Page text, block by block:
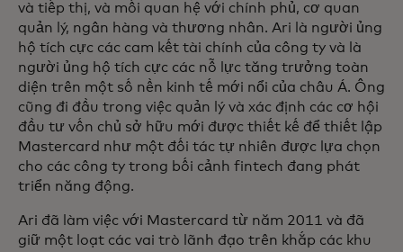
và tiếp thị, và mối quan hệ với chính phủ, cơ quan
quản lý, ngân hàng và thương nhân. Ari là người ủng
hộ tích cực các cam kết tài chính của công ty và là
người ủng hộ tích cực các nỗ lực tăng trưởng toàn
diện trên một số nền kinh tế mới nổi của châu Á. Ông
cũng đi đầu trong việc quản lý và xác định các cơ hội
đầu tư vốn chủ sở hữu mới được thiết kế để thiết lập
Mastercard như một đối tác tự nhiên được lựa chọn
cho các công ty trong bối cảnh fintech đang phát
triển năng động.
Ari đã làm việc với Mastercard từ năm 2011 và đã
giữ một loạt các vai trò lãnh đạo trên khắp các khu